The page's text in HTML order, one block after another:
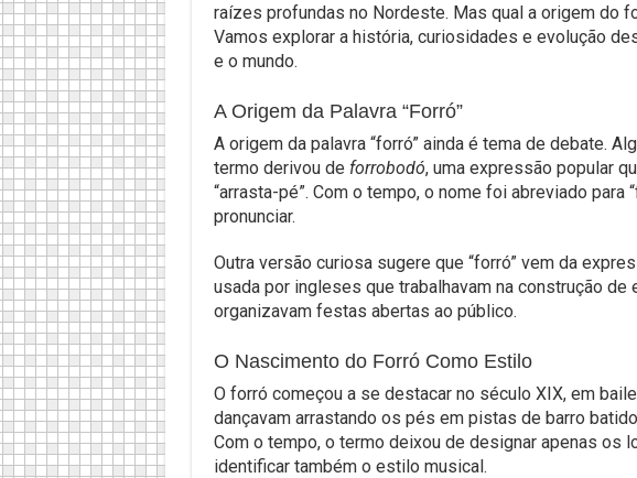
raízes profundas no Nordeste. Mas qual a origem do
Vamos explorar a história, curiosidades e evolução
e o mundo.
A Origem da Palavra “Forró”
A origem da palavra “forró” ainda é tema de debate.
termo derivou de forrobodó, uma expressão popular
“arrasta-pé”. Com o tempo, o nome foi abreviado para
pronunciar.
Outra versão curiosa sugere que “forró” vem da
usada por ingleses que trabalhavam na construção
organizavam festas abertas ao público.
O Nascimento do Forró Como Estilo
O forró começou a se destacar no século XIX, em
dançavam arrastando os pés em pistas de barro
Com o tempo, o termo deixou de designar apenas os
identificar também o estilo musical.